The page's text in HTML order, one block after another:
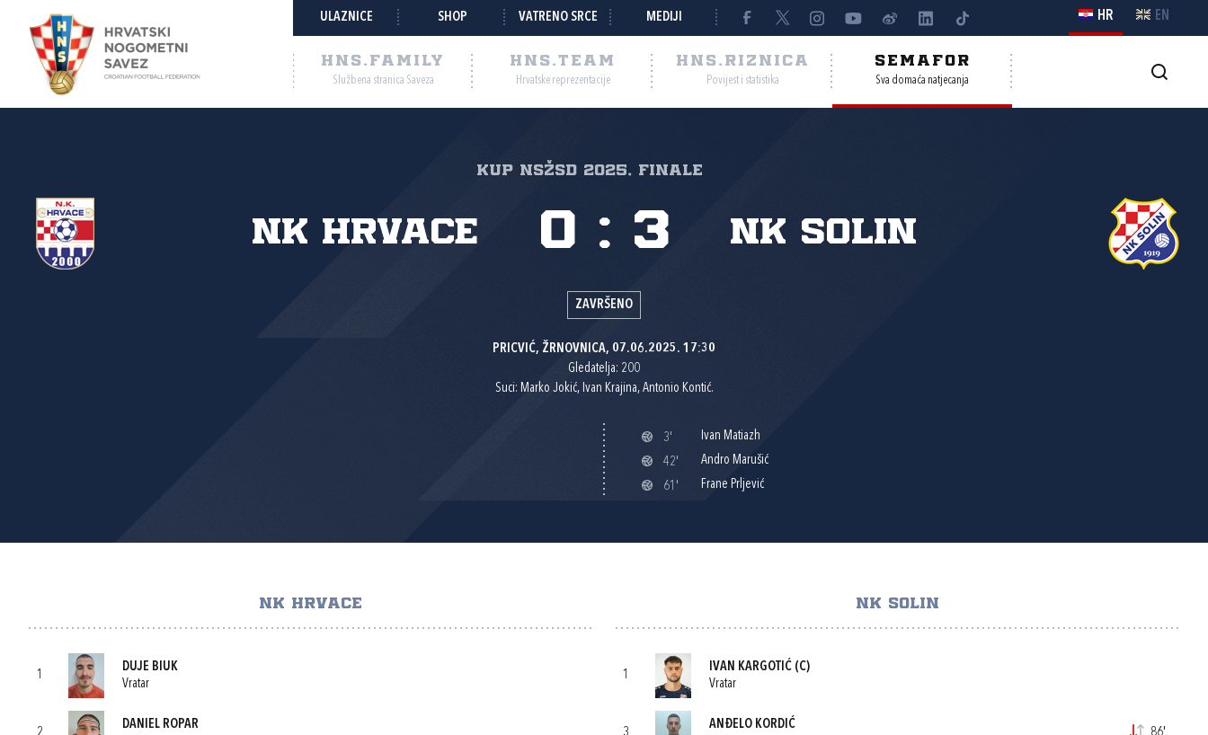
ULAZNICE SHOP VATRENO SRCE MEDIJI HR EN
HNS.FAMILY
Službena stranica Saveza
HNS.TEAM
Hrvatske reprezentacije
HNS.RIZNICA
Povijest i statistika
SEMAFOR
Sva domaća natjecanja
Kup NSŽSD 2025, Finale
NK Hrvace NK Solin
0 : 3
ZAVRŠENO
PRICVIĆ, ŽRNOVNICA, 07.06.2025. 17:30
Gledatelja: 200
Suci: Marko Jokić, Ivan Krajina, Antonio Kontić.
3'
Ivan Matiazh
42'
Andro Marušić
61'
Frane Prljević
NK HRVACE
1
DUJE BIUK
Vratar
DANIEL ROPAR
NK SOLIN
1
IVAN KARGOTIĆ(C)
Vratar
ANĐELO KORDIĆ